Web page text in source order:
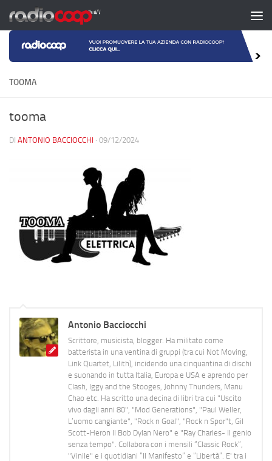
Salta al contenuto
TOOMA
tooma
DI ANTONIO BACCIOCCHI · 09/12/2024
Antonio Bacciocchi
Scrittore, musicista, blogger. Ha militato come
batterista in una ventina di gruppi (tra cui Not Moving,
Link Quartet, Lilith), incidendo una cinquantina di dischi
e suonando in tutta Italia, Europa e USA e aprendo per
Clash, Iggy and the Stooges, Johnny Thunders, Manu
Chao etc. Ha scritto una decina di libri tra cui "Uscito
vivo dagli anni 80", "Mod Generations", "Paul Weller,
L’uomo cangiante", "Rock n Goal", "Rock n Spor"t, Gil
Scott-Heron Il Bob Dylan Nero" e "Ray Charles- Il genio
senza tempo". Collabora con i mensili “Classic Rock”,
"Vinile" e i quotidiani “Il Manifesto” e “Libertà”. E' tra i